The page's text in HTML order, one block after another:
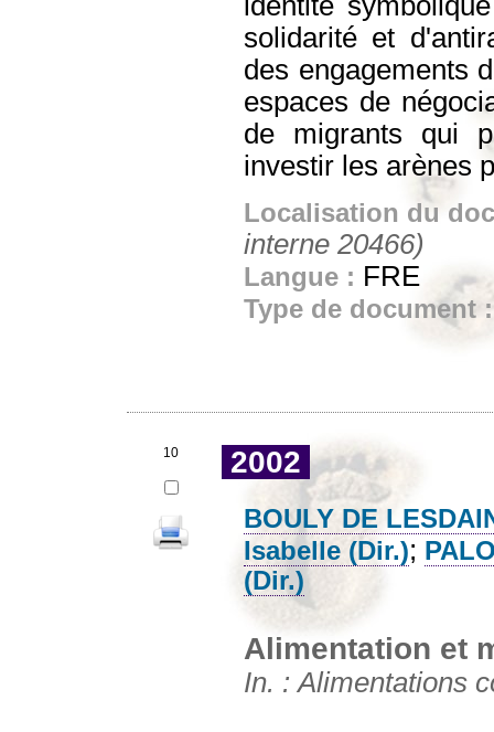
solidarité et
des engagements
espaces de
de migrants qui
investir les arènes
Localisation du
interne 20466)
Langue : FRE
Type de document
10 2002
BOULY DE
Isabelle (Dir.);
(Dir.)
Alimentation et
In. : Alimentations